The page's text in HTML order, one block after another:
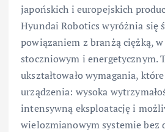
japońskich i europejskich
Hyundai Robotics wyróżnia się
powiązaniem z branżą ciężką,
stoczniowym i energetycznym.
ukształtowało wymagania,
urządzenia: wysoka
intensywną eksploatację i
wielozmianowym systemie bez